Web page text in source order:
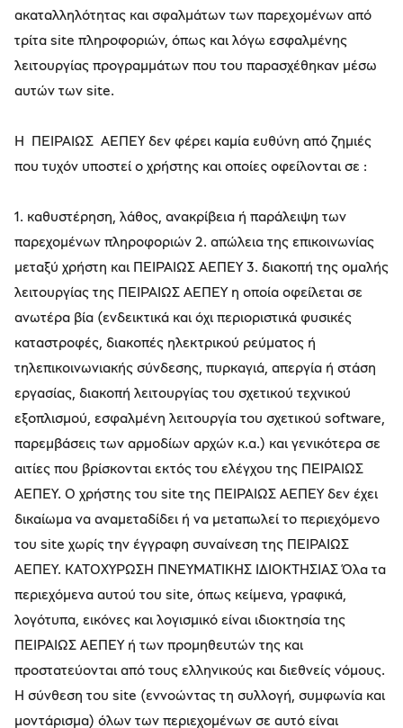
ακαταλληλότητας και σφαλμάτων των παρεχομένων από
τρίτα site πληροφοριών, όπως και λόγω εσφαλμένης
λειτουργίας προγραμμάτων που του παρασχέθηκαν μέσω
αυτών των site.
Η ΠΕΙΡΑΙΩΣ ΑΕΠΕΥ δεν φέρει καμία ευθύνη από ζημιές
που τυχόν υποστεί ο χρήστης και οποίες οφείλονται σε :
1. καθυστέρηση, λάθος, ανακρίβεια ή παράλειψη των
παρεχομένων πληροφοριών 2. απώλεια της επικοινωνίας
μεταξύ χρήστη και ΠΕΙΡΑΙΩΣ ΑΕΠΕΥ 3. διακοπή της ομαλής
λειτουργίας της ΠΕΙΡΑΙΩΣ ΑΕΠΕΥ η οποία οφείλεται σε
ανωτέρα βία (ενδεικτικά και όχι περιοριστικά φυσικές
καταστροφές, διακοπές ηλεκτρικού ρεύματος ή
τηλεπικοινωνιακής σύνδεσης, πυρκαγιά, απεργία ή στάση
εργασίας, διακοπή λειτουργίας του σχετικού τεχνικού
εξοπλισμού, εσφαλμένη λειτουργία του σχετικού software,
παρεμβάσεις των αρμοδίων αρχών κ.α.) και γενικότερα σε
αιτίες που βρίσκονται εκτός του ελέγχου της ΠΕΙΡΑΙΩΣ
ΑΕΠΕΥ. Ο χρήστης του site της ΠΕΙΡΑΙΩΣ ΑΕΠΕΥ δεν έχει
δικαίωμα να αναμεταδίδει ή να μεταπωλεί το περιεχόμενο
του site χωρίς την έγγραφη συναίνεση της ΠΕΙΡΑΙΩΣ
ΑΕΠΕΥ. ΚΑΤΟΧΥΡΩΣΗ ΠΝΕΥΜΑΤΙΚΗΣ ΙΔΙΟΚΤΗΣΙΑΣ Όλα τα
περιεχόμενα αυτού του site, όπως κείμενα, γραφικά,
λογότυπα, εικόνες και λογισμικό είναι ιδιοκτησία της
ΠΕΙΡΑΙΩΣ ΑΕΠΕΥ ή των προμηθευτών της και
προστατεύονται από τους ελληνικούς και διεθνείς νόμους.
Η σύνθεση του site (εννοώντας τη συλλογή, συμφωνία και
μοντάρισμα) όλων των περιεχομένων σε αυτό είναι